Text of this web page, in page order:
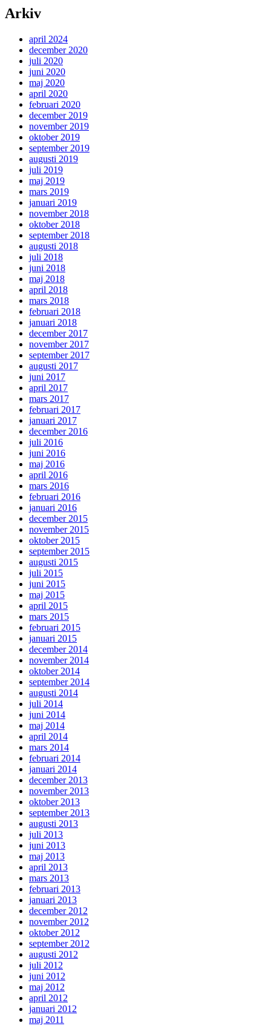
Arkiv
april 2024
december 2020
juli 2020
juni 2020
maj 2020
april 2020
februari 2020
december 2019
november 2019
oktober 2019
september 2019
augusti 2019
juli 2019
maj 2019
mars 2019
januari 2019
november 2018
oktober 2018
september 2018
augusti 2018
juli 2018
juni 2018
maj 2018
april 2018
mars 2018
februari 2018
januari 2018
december 2017
november 2017
september 2017
augusti 2017
juni 2017
april 2017
mars 2017
februari 2017
januari 2017
december 2016
juli 2016
juni 2016
maj 2016
april 2016
mars 2016
februari 2016
januari 2016
december 2015
november 2015
oktober 2015
september 2015
augusti 2015
juli 2015
juni 2015
maj 2015
april 2015
mars 2015
februari 2015
januari 2015
december 2014
november 2014
oktober 2014
september 2014
augusti 2014
juli 2014
juni 2014
maj 2014
april 2014
mars 2014
februari 2014
januari 2014
december 2013
november 2013
oktober 2013
september 2013
augusti 2013
juli 2013
juni 2013
maj 2013
april 2013
mars 2013
februari 2013
januari 2013
december 2012
november 2012
oktober 2012
september 2012
augusti 2012
juli 2012
juni 2012
maj 2012
april 2012
januari 2012
maj 2011